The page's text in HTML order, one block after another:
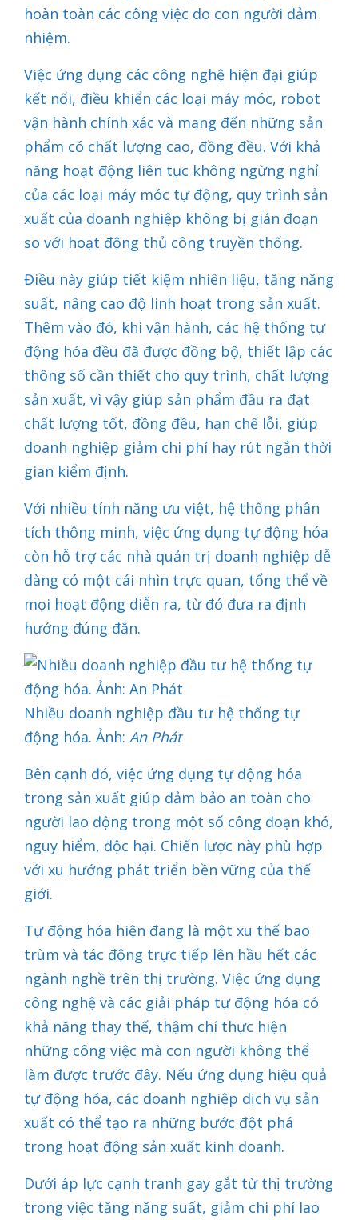
hoàn toàn các công việc do con người đảm
nhiệm.
Việc ứng dụng các công nghệ hiện đại giúp
kết nối, điều khiển các loại máy móc, robot
vận hành chính xác và mang đến những sản
phẩm có chất lượng cao, đồng đều. Với khả
năng hoạt động liên tục không ngừng nghỉ
của các loại máy móc tự động, quy trình sản
xuất của doanh nghiệp không bị gián đoạn
so với hoạt động thủ công truyền thống.
Điều này giúp tiết kiệm nhiên liệu, tăng năng
suất, nâng cao độ linh hoạt trong sản xuất.
Thêm vào đó, khi vận hành, các hệ thống tự
động hóa đều đã được đồng bộ, thiết lập các
thông số cần thiết cho quy trình, chất lượng
sản xuất, vì vậy giúp sản phẩm đầu ra đạt
chất lượng tốt, đồng đều, hạn chế lỗi, giúp
doanh nghiệp giảm chi phí hay rút ngắn thời
gian kiểm định.
Với nhiều tính năng ưu việt, hệ thống phân
tích thông minh, việc ứng dụng tự động hóa
còn hỗ trợ các nhà quản trị doanh nghiệp dễ
dàng có một cái nhìn trực quan, tổng thể về
mọi hoạt động diễn ra, từ đó đưa ra định
hướng đúng đắn.
Nhiều doanh nghiệp đầu tư hệ thống tự
động hóa. Ảnh: An Phát
Bên cạnh đó, việc ứng dụng tự động hóa
trong sản xuất giúp đảm bảo an toàn cho
người lao động trong một số công đoạn khó,
nguy hiểm, độc hại. Chiến lược này phù hợp
với xu hướng phát triển bền vững của thế
giới.
Tự động hóa hiện đang là một xu thế bao
trùm và tác động trực tiếp lên hầu hết các
ngành nghề trên thị trường. Việc ứng dụng
công nghệ và các giải pháp tự động hóa có
khả năng thay thế, thậm chí thực hiện
những công việc mà con người không thể
làm được trước đây. Nếu ứng dụng hiệu quả
tự động hóa, các doanh nghiệp dịch vụ sản
xuất có thể tạo ra những bước đột phá
trong hoạt động sản xuất kinh doanh.
Dưới áp lực cạnh tranh gay gắt từ thị trường
trong việc tăng năng suất, giảm chi phí lao